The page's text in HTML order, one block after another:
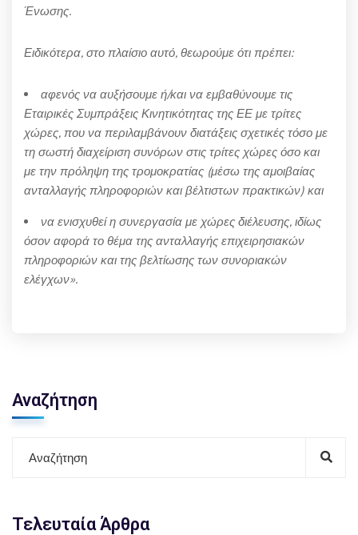
Ένωσης.
Ειδικότερα, στο πλαίσιο αυτό, θεωρούμε ότι πρέπει:
αφενός να αυξήσουμε ή/και να εμβαθύνουμε τις
Εταιρικές Συμπράξεις Κινητικότητας της ΕΕ με τρίτες
χώρες, που να περιλαμβάνουν διατάξεις σχετικές τόσο με
τη σωστή διαχείριση συνόρων στις τρίτες χώρες όσο και
με την πρόληψη της τρομοκρατίας (μέσω της αμοιβαίας
ανταλλαγής πληροφοριών και βέλτιστων πρακτικών) και
να ενισχυθεί η συνεργασία με χώρες διέλευσης, ιδίως
όσον αφορά το θέμα της ανταλλαγής επιχειρησιακών
πληροφοριών και της βελτίωσης των συνοριακών
ελέγχων».
Αναζήτηση
Τελευταία Άρθρα